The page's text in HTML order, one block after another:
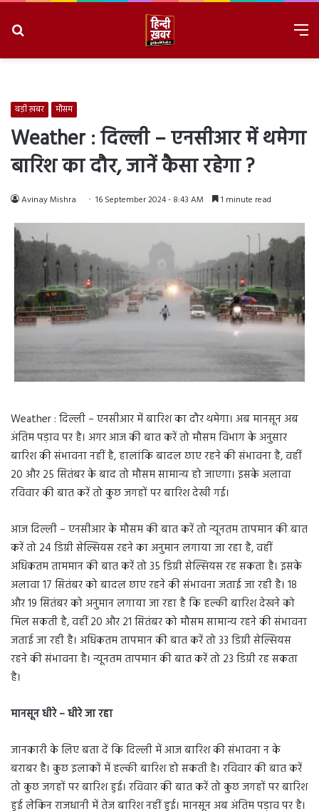
बड़ी ख़बर मौसम
Weather : दिल्ली – एनसीआर में थमेगा
बारिश का दौर, जानें कैसा रहेगा ?
Avinay Mishra 16 September 2024 - 8:43 AM 1 minute read
Weather : दिल्ली – एनसीआर में बारिश का दौर थमेगा। अब मानसून अब
अंतिम पड़ाव पर है। अगर आज की बात करें तो मौसम विभाग के अनुसार
बारिश की संभावना नहीं है, हालांकि बादल छाए रहने की संभावना है, वहीं
20 और 25 सितंबर के बाद तो मौसम सामान्य हो जाएगा। इसके अलावा
रविवार की बात करें तो कुछ जगहों पर बारिश देखी गई।
आज दिल्ली – एनसीआर के मौसम की बात करें तो न्यूनतम तापमान की बात
करें तो 24 डिग्री सेल्सियस रहने का अनुमान लगाया जा रहा है, वहीं
अधिकतम ताममान की बात करें तो 35 डिग्री सेल्सियस रह सकता है। इसके
अलावा 17 सितंबर को बादल छाए रहने की संंभावना जताई जा रही है। 18
और 19 सितंबर को अनुमान लगाया जा रहा है कि हल्की बारिश देखने को
मिल सकती है, वहीं 20 और 21 सितंबर को मौसम सामान्य रहने की संभावना
जताई जा रही है। अधिकतम तापमान की बात करें तो 33 डिग्री सेल्सियस
रहने की संभावना है। न्यूनतम तापमान की बात करें तो 23 डिग्री रह सकता
है।
मानसून धीरे – धीरे जा रहा
जानकारी के लिए बता दें कि दिल्ली में आज बारिश की संभावना न के
बराबर है। कुछ इलाकों में हल्की बारिश हो सकती है। रविवार की बात करें
तो कुछ जगहों पर बारिश हुई। रविवार की बात करें तो कुछ जगहों पर बारिश
हुई लेकिन राजधानी में तेज बारिश नहीं हुई। मानसून अब अंतिम पड़ाव पर है।